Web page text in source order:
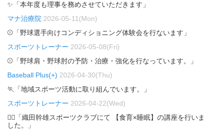
✨「本年度も理事を務めさせていただきます」
マナ治療院 2026-05-11(Mon)
⚾「野球選手向けコンディショニング体験会を行ないます」
スポーツトレーナー 2026-05-08(Fri)
⚾「野球肩・野球肘の予防・治療・強化を行なっています。」
Baseball Plus(+) 2026-04-30(Thu)
🏃「地域スポーツ活動に取り組んでいます。」
スポーツトレーナー 2026-04-22(Wed)
🏃‍♂️「織田幹雄スポーツクラブにて 【食育×睡眠】の講座を行いま
した。」